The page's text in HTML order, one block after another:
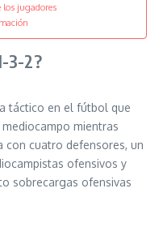
los jugadores
3-2?
táctico en el fútbol que
mientras
con cuatro defensores, un
ofensivos y
sobrecargas ofensivas